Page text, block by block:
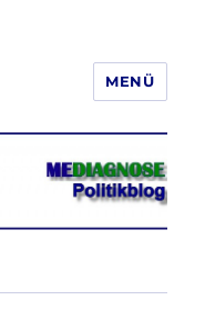
seine
und Bild
verbreiten
MENÜ